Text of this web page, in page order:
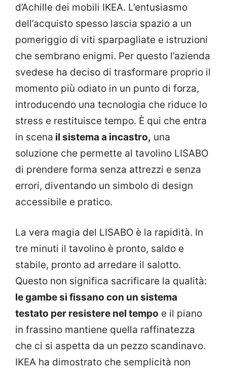
d’Achille dei mobili IKEA. L’entusiasmo
dell’acquisto spesso lascia spazio a un
pomeriggio di viti sparpagliate e istruzioni
che sembrano enigmi. Per questo l’azienda
svedese ha deciso di trasformare proprio il
momento più odiato in un punto di forza,
introducendo una tecnologia che riduce lo
stress e restituisce tempo. È qui che entra
in scena il sistema a incastro, una
soluzione che permette al tavolino LISABO
di prendere forma senza attrezzi e senza
errori, diventando un simbolo di design
accessibile e pratico.
La vera magia del LISABO è la rapidità. In
tre minuti il tavolino è pronto, saldo e
stabile, pronto ad arredare il salotto.
Questo non significa sacrificare la qualità:
le gambe si fissano con un sistema
testato per resistere nel tempo e il piano
in frassino mantiene quella raffinatezza
che ci si aspetta da un pezzo scandinavo.
IKEA ha dimostrato che semplicità non